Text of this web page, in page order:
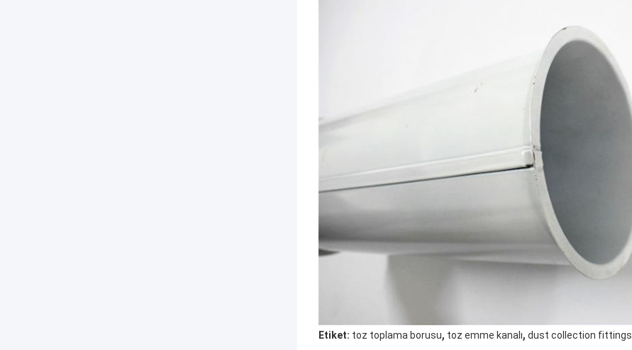
Etiket: toz toplama borusu, toz emme kanalı, dust collection fittings